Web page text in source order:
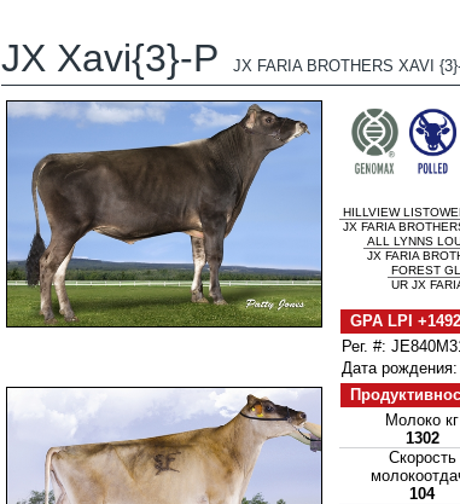
JX Xavi{3}-P JX FARIA BROTHERS XAVI
HILLVIEW
JX FARIA
ALL LYNNS
JX FARIA
FOREST
UR JX
GPA LPI
Рег. #:
Дата
Молоко кг
1302
Скорость
104